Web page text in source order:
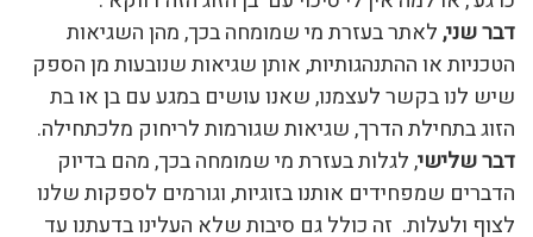
דבר שני,לאתר בעזרת מי שמומחה בכך, מהן השגיאות
הטכניות או ההתנהגותיות, אותן שגיאות שנובעות מן הספק
שיש לנו בקשר לעצמנו, שאנו עושים במגע עם בן או בת
הזוג בתחילת הדרך, שגיאות שגורמות לריחוק מלכתחילה.
דבר שלישי, לגלות בעזרת מי שמומחה בכך, מהם בדיוק
הדברים שמפחידים אותנו בזוגיות, וגורמים לספקות שלנו
לצוף ולעלות. זה כולל גם סיבות שלא העלינו בדעתנו עד